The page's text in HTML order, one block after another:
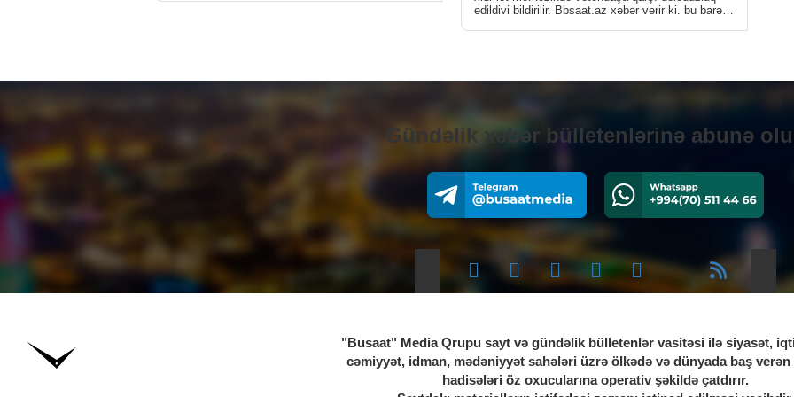
edildiyi bildirilir. Bbsaat.az xəbər verir ki, bu barədə
Gündəlik xəbər bülletenlərinə abunə
"Busaat" Media Qrupu sayt və gündəlik bülletenlər vasitəsi ilə siyasət,
cəmiyyət, idman, mədəniyyət sahələri üzrə ölkədə və dünyada baş verən
hadisələri öz oxucularına operativ şəkildə çatdırır.